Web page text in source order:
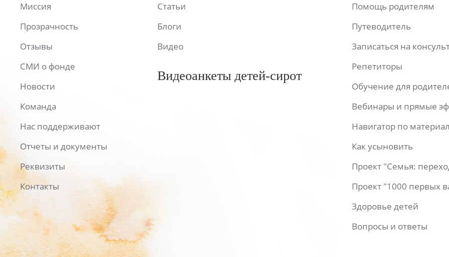
Миссия
Прозрачность
Отзывы
СМИ о фонде
Новости
Команда
Нас поддерживают
Отчеты и документы
Реквизиты
Контакты
Статьи
Блоги
Видео
Видеоанкеты детей-сирот
Помощь родителям
Путеводитель
Записаться на
Репетиторы
Обучение для
Вебинары и прямые
Навигатор по
Как усыновить
Проект "Семья:
Проект "1000 первых
Здоровье детей
Вопросы и ответы